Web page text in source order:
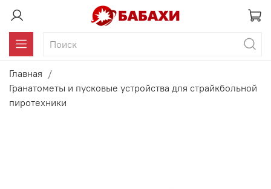
Главная
Гранатометы и пусковые устройства для страйкбольной
пиротехники